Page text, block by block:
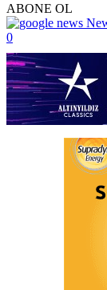
ABONE OL
0